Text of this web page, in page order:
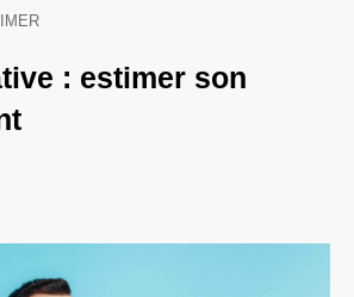
: estimer son